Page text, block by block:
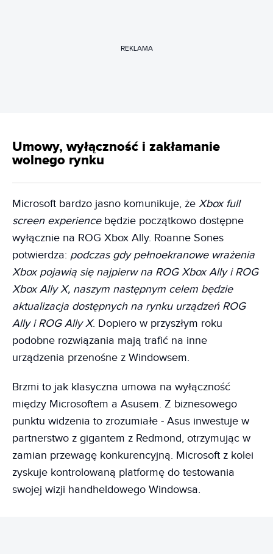
REKLAMA
Umowy, wyłączność i zakłamanie
wolnego rynku
Microsoft bardzo jasno komunikuje, że Xbox full
screen experiencebędzie początkowo dostępne
wyłącznie na ROG Xbox Ally. Roanne Sones
potwierdza: podczas gdy pełnoekranowe wrażenia
Xbox pojawią się najpierw na ROG Xbox Ally i ROG
Xbox Ally X, naszym następnym celem będzie
aktualizacja dostępnych na rynku urządzeń ROG
Ally i ROG Ally X. Dopiero w przyszłym roku
podobne rozwiązania mają trafić na inne
urządzenia przenośne z Windowsem.
Brzmi to jak klasyczna umowa na wyłączność
między Microsoftem a Asusem. Z biznesowego
punktu widzenia to zrozumiałe - Asus inwestuje w
partnerstwo z gigantem z Redmond, otrzymując w
zamian przewagę konkurencyjną. Microsoft z kolei
zyskuje kontrolowaną platformę do testowania
swojej wizji handheldowego Windowsa.